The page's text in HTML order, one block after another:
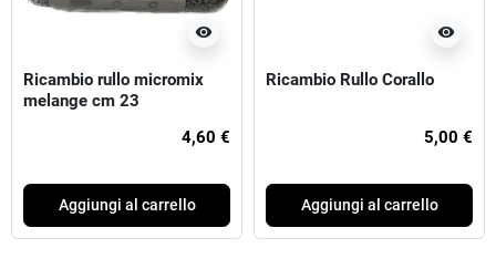
visibility
Ricambio rullo micromix
melange cm 23
4,60 €
Aggiungi al carrello
visibility
Ricambio Rullo Corallo
5,00 €
Aggiungi al carrello